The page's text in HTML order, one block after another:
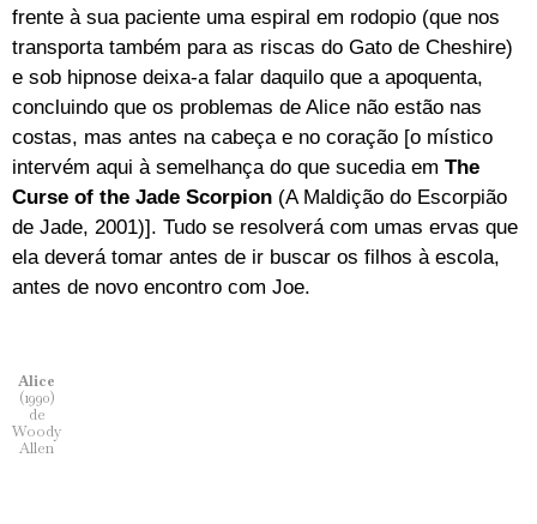
frente à sua paciente uma espiral em rodopio (que nos
transporta também para as riscas do Gato de Cheshire)
e sob hipnose deixa-a falar daquilo que a apoquenta,
concluindo que os problemas de Alice não estão nas
costas, mas antes na cabeça e no coração [o místico
intervém aqui à semelhança do que sucedia em The
Curse of the Jade Scorpion (A Maldição do Escorpião
de Jade, 2001)]. Tudo se resolverá com umas ervas que
ela deverá tomar antes de ir buscar os filhos à escola,
antes de novo encontro com Joe.
Alice
(1990)
de
Woody
Allen